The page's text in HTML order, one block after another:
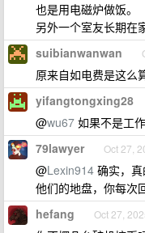
也是用电磁炉做饭。
另外一个室友长期在
suibianwanwan
原来自如电费是这么
yifangtongxing28
@wu67 如果不是工
79lawyer Oct 27,
@Lexin914 确实，
他们的地盘，你每次
hefang Oct 27,